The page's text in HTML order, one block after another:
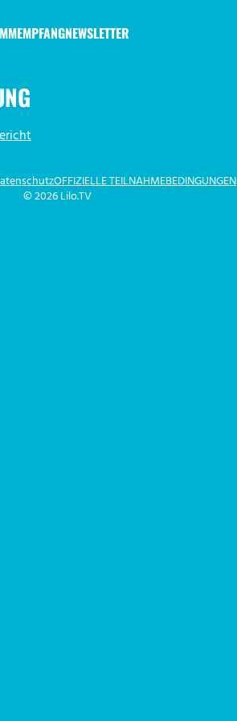
EMPFANGNEWSLETTER
© 2026 Lilo.TV
OFFIZIELLE TEILNAHMEBEDINGUNGEN